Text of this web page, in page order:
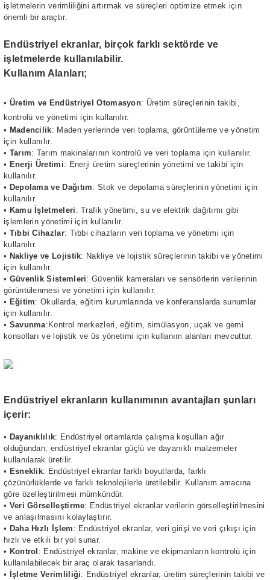
işletmelerin verimliliğini artırmak ve süreçleri optimize etmek için
önemli bir araçtır.
Endüstriyel ekranlar, birçok farklı sektörde ve
işletmelerde kullanılabilir.
Kullanım Alanları;
• Üretim ve Endüstriyel Otomasyon: Üretim süreçlerinin takibi,
kontrolü ve yönetimi için kullanılır.
• Madencilik: Maden yerlerinde veri toplama, görüntüleme ve yönetim
için kullanılır.
• Tarım: Tarım makinalarının kontrolü ve veri toplama için kullanılır.
• Enerji Üretimi: Enerji üretim süreçlerinin yönetimi ve takibi için
kullanılır.
• Depolama ve Dağıtım: Stok ve depolama süreçlerinin yönetimi için
kullanılır.
• Kamu İşletmeleri : Trafik yönetimi, su ve elektrik dağıtımı gibi
işlemlerin yönetimi için kullanılır.
• Tıbbi Cihazlar: Tıbbi cihazların veri toplama ve yönetimi için
kullanılır.
• Nakliye ve Lojistik: Nakliye ve lojistik süreçlerinin takibi ve yönetimi
için kullanılır.
• Güvenlik Sistemleri: Güvenlik kameraları ve sensörlerin verilerinin
görüntülenmesi ve yönetimi için kullanılır.
• Eğitim: Okullarda, eğitim kurumlarında ve konferanslarda sunumlar
için kullanılır.
• Savunma:Kontrol merkezleri, eğitim, simülasyon, uçak ve gemi
konsolları ve lojistik ve üs yönetimi için kullanım alanları mevcuttur.
Endüstriyel ekranların kullanımının avantajları şunları
içerir:
• Dayanıklılık: Endüstriyel ortamlarda çalışma koşulları ağır
olduğundan, endüstriyel ekranlar güçlü ve dayanıklı malzemeler
kullanılarak üretilir.
• Esneklik: Endüstriyel ekranlar farklı boyutlarda, farklı
çözünürlüklerde ve farklı teknolojilerle üretilebilir. Kullanım amacına
göre özelleştirilmesi mümkündür.
• Veri Görselleştirme: Endüstriyel ekranlar verilerin görselleştirilmesini
ve anlaşılmasını kolaylaştırır.
• Daha Hızlı İşlem : Endüstriyel ekranlar, veri girişi ve veri çıkışı için
hızlı ve etkili bir yol sunar.
• Kontrol : Endüstriyel ekranlar, makine ve ekipmanların kontrolü için
kullanılabilecek bir araç olarak tasarlandı.
•
İşletme Verimliliği: Endüstriyel ekranlar, üretim süreçlerinin takibi ve